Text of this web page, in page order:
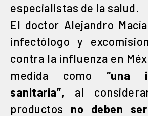
especialistas de la salud.
El doctor Alejandro
infectólogo y
contra la influenza en
medida como “una
sanitaria”, al
productos no deben